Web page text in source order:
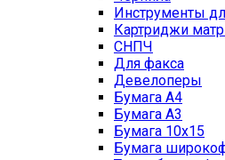
Инструменты
Картриджи
СНПЧ
Для факса
Девелоперы
Бумага A4
Бумага A3
Бумага 10x15
Бумага